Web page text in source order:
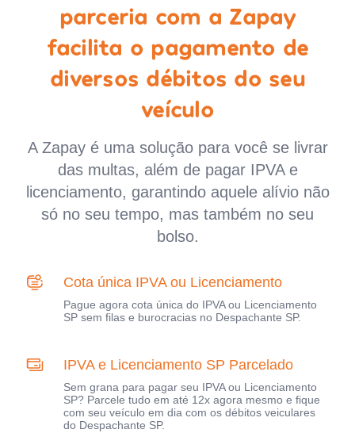
parceria com a Zapay
facilita o pagamento de
diversos débitos do seu
veículo
A Zapay é uma solução para você se livrar
das multas, além de pagar IPVA e
licenciamento, garantindo aquele alívio não
só no seu tempo, mas também no seu
bolso.
Cota única IPVA ou Licenciamento
Pague agora cota única do IPVA ou Licenciamento
SP sem filas e burocracias no Despachante SP.
IPVA e Licenciamento SP Parcelado
Sem grana para pagar seu IPVA ou Licenciamento
SP? Parcele tudo em até 12x agora mesmo e fique
com seu veículo em dia com os débitos veiculares
do Despachante SP.